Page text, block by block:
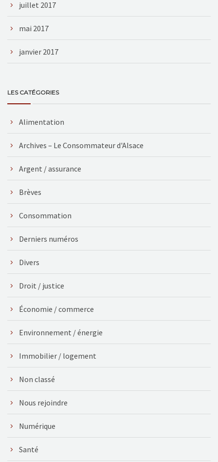
juillet 2017
mai 2017
janvier 2017
LES CATÉGORIES
Alimentation
Archives – Le Consommateur d'Alsace
Argent / assurance
Brèves
Consommation
Derniers numéros
Divers
Droit / justice
Économie / commerce
Environnement / énergie
Immobilier / logement
Non classé
Nous rejoindre
Numérique
Santé